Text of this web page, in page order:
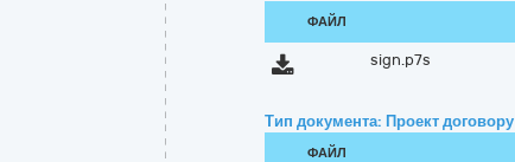
ФАЙЛ
sign.p7s
Тип документа: Проект договору
ФАЙЛ